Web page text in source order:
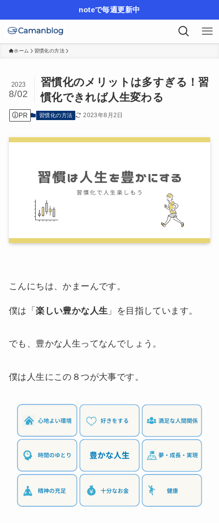
noteで毎週更新中
ホーム 習慣化の方法
習慣化のメリットは多すぎる！習
慣化できれば人生変わる
2023
8/02
PR 習慣化の方法 2023年8月2日
こんにちは、かまーんです。
僕は「楽しい豊かな人生 」を目指しています。
でも、豊かな人生ってなんでしょう。
僕は人生にこの８つが大事です。